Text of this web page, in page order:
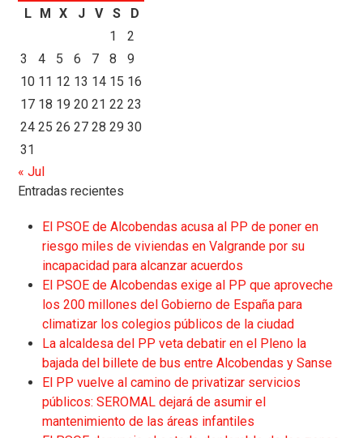
L M X J V S
D
1
2
3
4 5 6 7 8
9
10 11 12 13 14 15 16
17 18 19 20 21 22 23
24 25 26 27 28 29 30
31
« Jul
Entradas recientes
El PSOE de Alcobendas acusa al PP de poner en
riesgo miles de viviendas en Valgrande por su
incapacidad para alcanzar acuerdos
El PSOE de Alcobendas exige al PP que aproveche
los 200 millones del Gobierno de España para
climatizar los colegios públicos de la ciudad
La alcaldesa del PP veta debatir en el Pleno la
bajada del billete de bus entre Alcobendas y Sanse
El PP vuelve al camino de privatizar servicios
públicos: SEROMAL dejará de asumir el
mantenimiento de las áreas infantiles